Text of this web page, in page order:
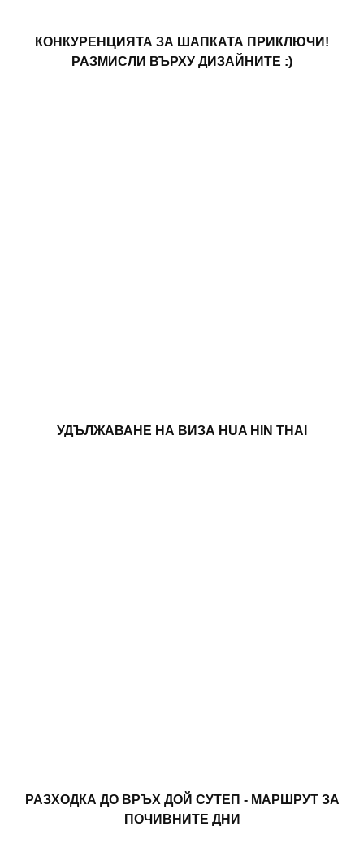
КОНКУРЕНЦИЯТА ЗА ШАПКАТА ПРИКЛЮЧИ!
РАЗМИСЛИ ВЪРХУ ДИЗАЙНИТЕ :)
УДЪЛЖАВАНЕ НА ВИЗА HUA HIN THAI
РАЗХОДКА ДО ВРЪХ ДОЙ СУТЕП - МАРШРУТ ЗА
ПОЧИВНИТЕ ДНИ